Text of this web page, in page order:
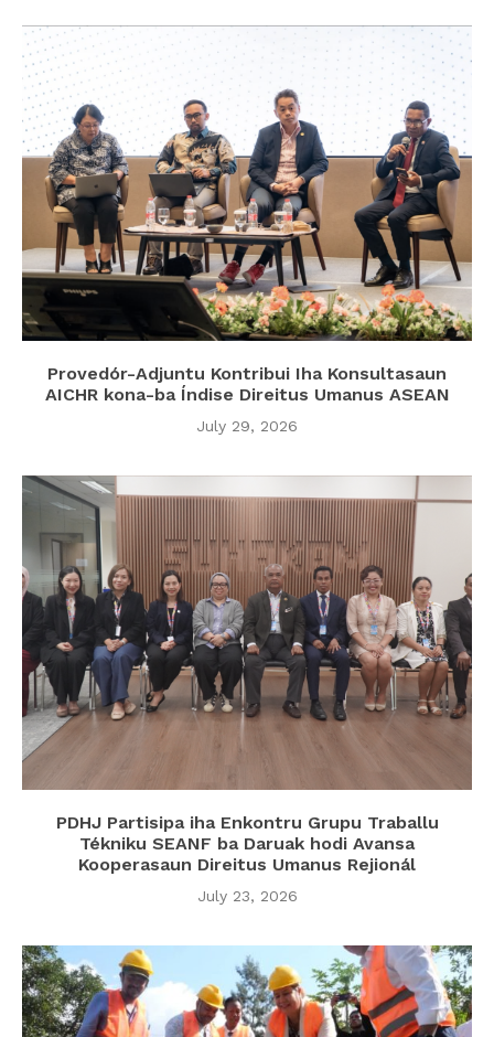
Provedór-Adjuntu Kontribui Iha Konsultasaun
AICHR kona-ba Índise Direitus Umanus ASEAN
July 29, 2026
PDHJ Partisipa iha Enkontru Grupu Traballu
Tékniku SEANF ba Daruak hodi Avansa
Kooperasaun Direitus Umanus Rejionál
July 23, 2026